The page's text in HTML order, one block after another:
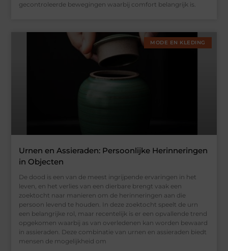
gecontroleerde bewegingen waarbij comfort belangrijk is.
MODE EN KLEDING
Urnen en Assieraden: Persoonlijke Herinneringen
in Objecten
De dood is een van de meest ingrijpende ervaringen in het
leven, en het verlies van een dierbare brengt vaak een
zoektocht naar manieren om de herinneringen aan die
persoon levend te houden. In deze zoektocht speelt de urn
een belangrijke rol, maar recentelijk is er een opvallende trend
opgekomen waarbij as van overledenen kan worden bewaard
in assieraden. Deze combinatie van urnen en assieraden biedt
mensen de mogelijkheid om